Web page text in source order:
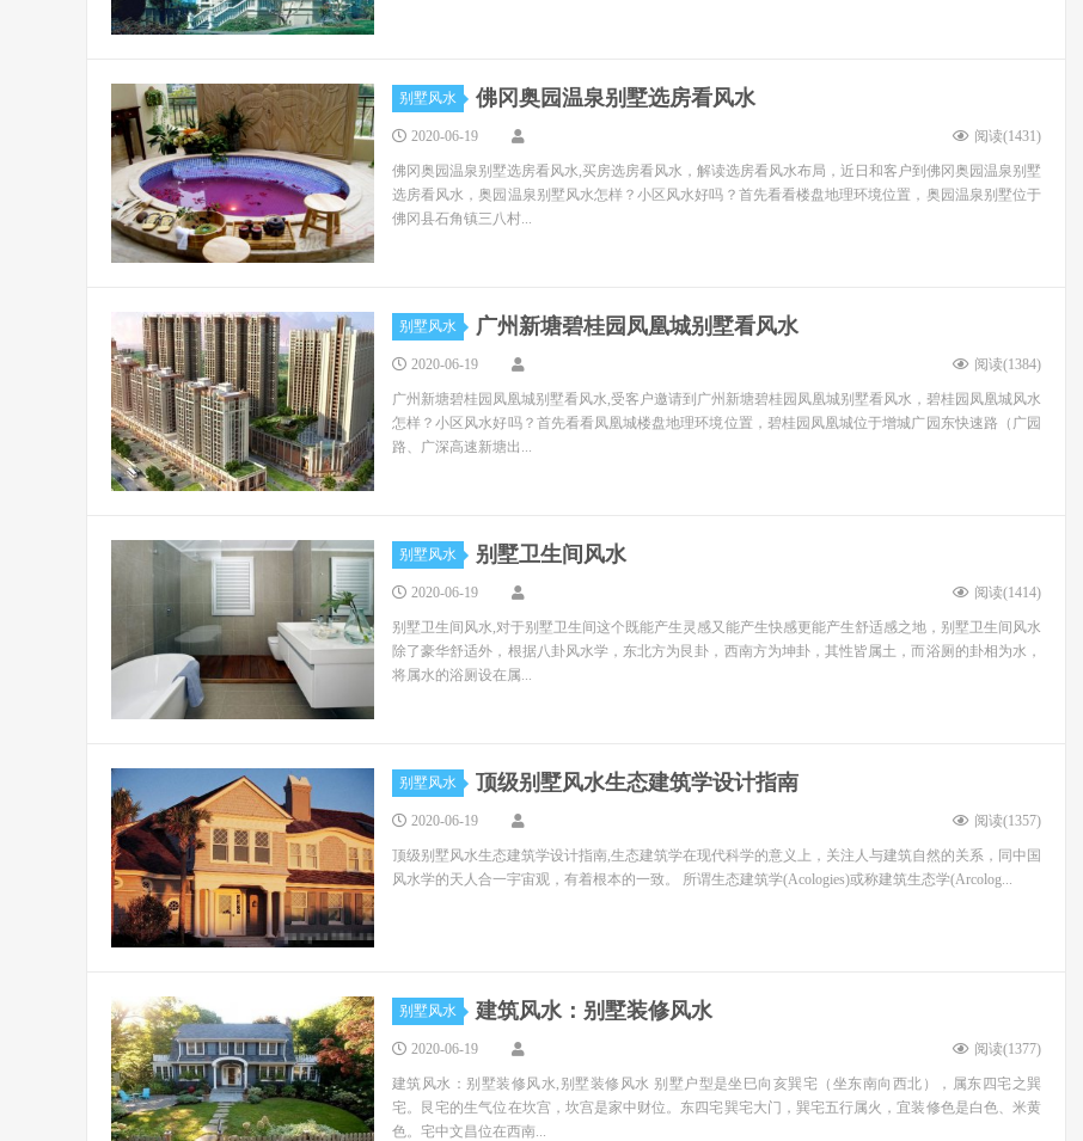
别墅风水 佛冈奥园温泉别墅选房看风水
2020-06-19 阅读(1431)
佛冈奥园温泉别墅选房看风水,买房选房看风水，解读选房看风水布局，近日和客户到佛冈奥园温泉别墅
选房看风水，奥园温泉别墅风水怎样？小区风水好吗？首先看看楼盘地理环境位置，奥园温泉别墅位于
佛冈县石角镇三八村...
别墅风水 广州新塘碧桂园凤凰城别墅看风水
2020-06-19 阅读(1384)
广州新塘碧桂园凤凰城别墅看风水,受客户邀请到广州新塘碧桂园凤凰城别墅看风水，碧桂园凤凰城风水
怎样？小区风水好吗？首先看看凤凰城楼盘地理环境位置，碧桂园凤凰城位于增城广园东快速路（广园
路、广深高速新塘出...
别墅风水 别墅卫生间风水
2020-06-19 阅读(1414)
别墅卫生间风水,对于别墅卫生间这个既能产生灵感又能产生快感更能产生舒适感之地，别墅卫生间风水
除了豪华舒适外，根据八卦风水学，东北方为艮卦，西南方为坤卦，其性皆属土，而浴厕的卦相为水，
将属水的浴厕设在属...
别墅风水 顶级别墅风水生态建筑学设计指南
2020-06-19 阅读(1357)
顶级别墅风水生态建筑学设计指南,生态建筑学在现代科学的意义上，关注人与建筑自然的关系，同中国
风水学的天人合一宇宙观，有着根本的一致。 所谓生态建筑学(Acologies)或称建筑生态学(Arcolog...
别墅风水 建筑风水：别墅装修风水
2020-06-19 阅读(1377)
建筑风水：别墅装修风水,别墅装修风水 别墅户型是坐巳向亥巽宅（坐东南向西北），属东四宅之巽
宅。艮宅的生气位在坎宫，坎宫是家中财位。东四宅巽宅大门，巽宅五行属火，宜装修色是白色、米黄
色。宅中文昌位在西南...